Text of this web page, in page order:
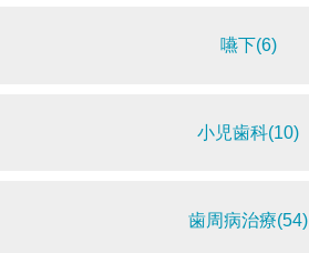
嚥下(6)
小児歯科(10)
歯周病治療(54)